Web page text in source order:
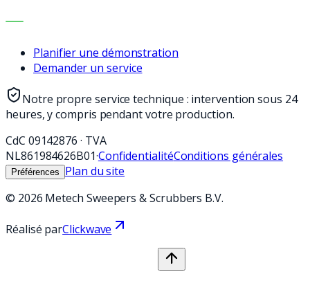
CONTACT
Planifier une démonstration
Demander un service
Notre propre service technique : intervention sous 24
heures, y compris pendant votre production.
CdC 09142876 · TVA
NL861984626B01·ConfidentialitéConditions générales
Préférences
Plan du site
© 2026 Metech Sweepers & Scrubbers B.V.
Réalisé parClickwave